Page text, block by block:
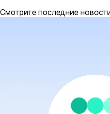
Смотрите последние